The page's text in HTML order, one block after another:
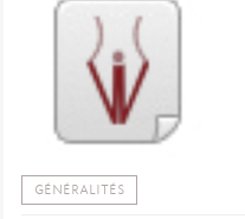
GÉNÉRALITÉS